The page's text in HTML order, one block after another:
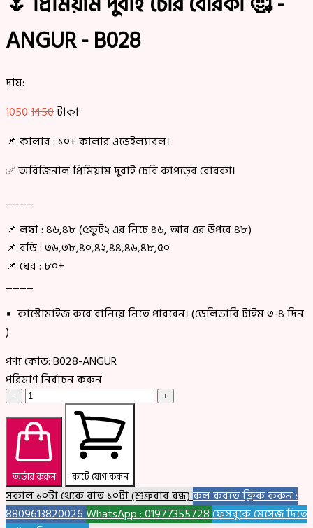
ANGUR - B028
দাম:
10501450টাকা
📌 কালার : ১০+ কালার এভেইল্যাবল।
✅ অরিজিনাল প্রিমিয়াম দুবাই চেরি কাপড়ের বোরকা।
____
📌 লম্বা : ৪৬,৪৮ (৫ফুট২ এর নিচে ৪৬, আর এর উপরে ৪৮)
📌 বডি : ৩৬,৩৮,৪০,৪২,৪৪,৪৬,৪৮,৫০
📌 ঘের : ৮০+
____
▪ কাস্টোমাইজ করে বানিয়ে নিতে পারবেন। (ডেলিভারি টাইম ৩-৪ দিন
)
পণ্য কোড:B028-ANGUR
পরিমাণ নির্বাচন করুন
− +
অর্ডার করুন কার্টে যোগ করুন
সকাল ১০টা থেকে রাত ১০টা (শুক্রবার বন্ধ)কল করতে ক্লিক করুন :
8809613820026WhatsApp : 01977355728ফেসবুকে মেসেজ দিতে